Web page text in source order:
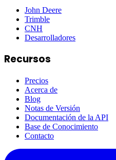
John Deere
Trimble
CNH
Desarrolladores
Recursos
Precios
Acerca de
Blog
Notas de Versión
Documentación de la API
Base de Conocimiento
Contacto